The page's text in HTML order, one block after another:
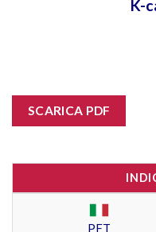
K-
SCARICA PDF
PFT